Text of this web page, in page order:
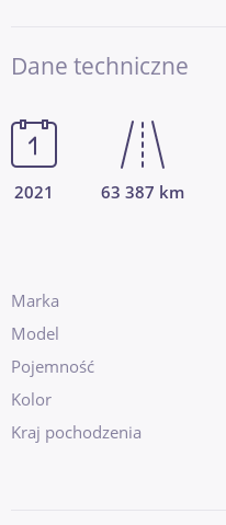
Dane techniczne
2021 63 387 km
Marka
Model
Pojemność
Kolor
Kraj pochodzenia